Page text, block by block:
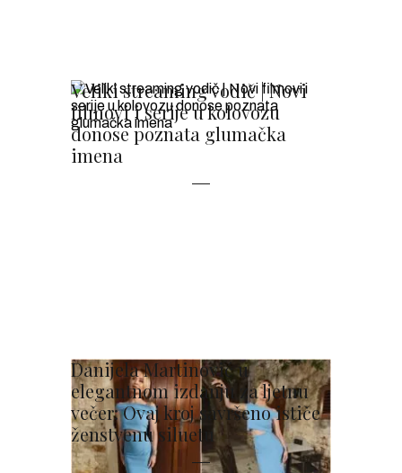
Veliki streaming vodič | Novi
filmovi i serije u kolovozu
donose poznata glumačka
imena
Danijela Martinović u
elegantnom izdanju za ljetnu
večer: Ovaj kroj savršeno ističe
ženstvenu siluetu